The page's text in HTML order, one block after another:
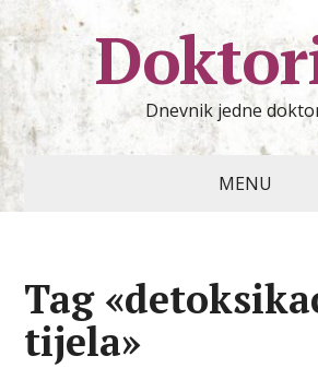
Dnevnik jedne
MENU
Tag
tijela»